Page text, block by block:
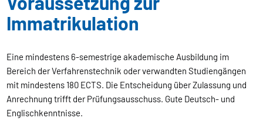
Immatrikulation
Eine mindestens 6-semestrige akademische Ausbildung im
Bereich der Verfahrenstechnik oder verwandten Studiengängen
mit mindestens 180 ECTS. Die Entscheidung über Zulassung und
Anrechnung trifft der Prüfungsausschuss. Gute Deutsch- und
Englischkenntnisse.